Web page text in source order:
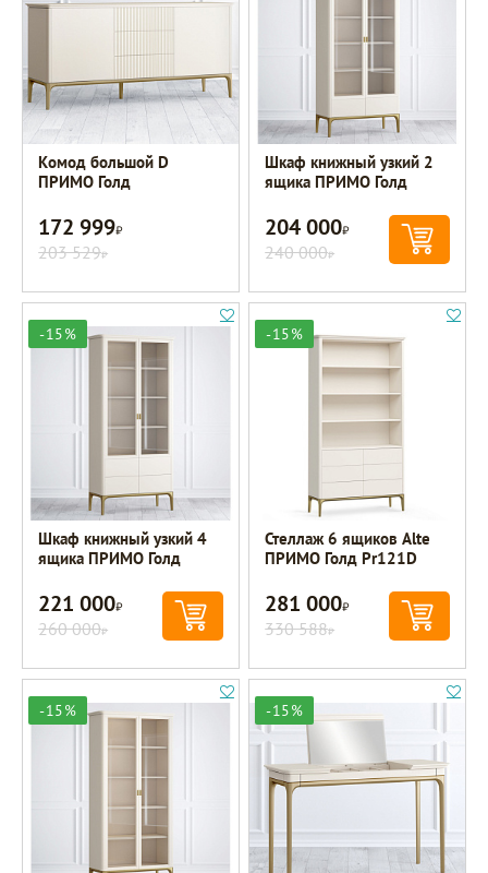
Комод большой D
ПРИМО Голд
172 999Р
203 529Р
Шкаф книжный узкий 2
ящика ПРИМО Голд
204 000Р
240 000Р
-15%
Шкаф книжный узкий 4
ящика ПРИМО Голд
221 000Р
260 000Р
-15%
Стеллаж 6 ящиков Alte
ПРИМО Голд Pr121D
281 000Р
330 588Р
-15% -15%